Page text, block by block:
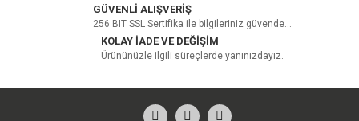
GÜVENLİ ALIŞVERİŞ
256 BIT SSL Sertifika ile bilgileriniz güvende...
KOLAY İADE VE DEĞİŞİM
Ürününüzle ilgili süreçlerde yanınızdayız.